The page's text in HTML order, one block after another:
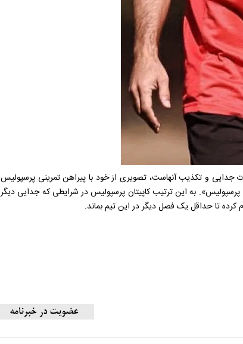
جدایی و تکذیب آنهاست، تصویری از خود با پیراهن تمرینی پرسپولیس
پرسپولیس». به این ترتیب کاپیتان پرسپولیس در شرایطی که جدایی دیگر
تا حداقل یک فصل دیگر در این تیم بماند.